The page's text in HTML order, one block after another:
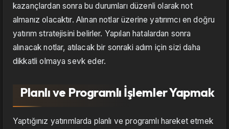
kazançlardan sonra bu durumları düzenli olarak not
almanız olacaktır. Alınan notlar üzerine yatırımcı en doğru
yatırım stratejisini belirler. Yapılan hatalardan sonra
alınacak notlar, atılacak bir sonraki adım için sizi daha
dikkatli olmaya sevk eder.
Planlı ve Programlı İşlemler Yapmak
Yaptığınız yatırımlarda planlı ve programlı hareket etmek